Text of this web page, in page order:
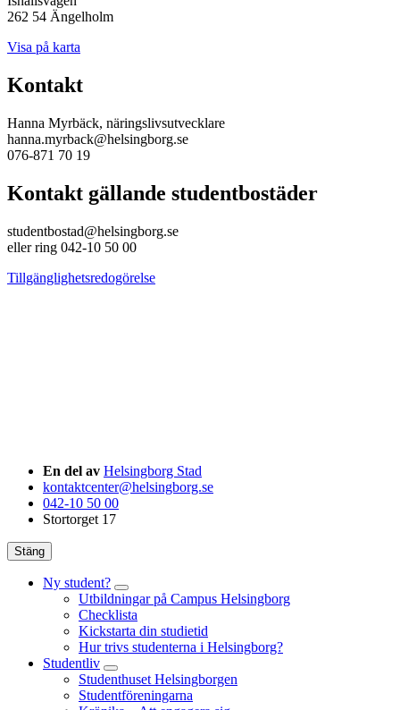
262 54 Ängelholm
Visa på karta
Kontakt
Hanna Myrbäck, näringslivsutvecklare
hanna.myrback@helsingborg.se
076-871 70 19
Kontakt gällande studentbostäder
studentbostad@helsingborg.se
eller ring 042-10 50 00
Tillgänglighetsredogörelse
En del av Helsingborg Stad
kontaktcenter@helsingborg.se
042-10 50 00
Stortorget 17
Stäng
Ny student?
Utbildningar på Campus Helsingborg
Checklista
Kickstarta din studietid
Hur trivs studenterna i Helsingborg?
Studentliv
Studenthuset Helsingborgen
Studentföreningarna